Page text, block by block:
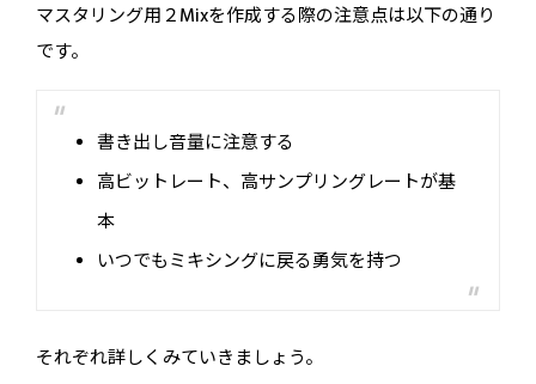
マスタリング用２Mixを作成する際の注意点は以下の通り
です。
書き出し音量に注意する
高ビットレート、高サンプリングレートが基
本
いつでもミキシングに戻る勇気を持つ
それぞれ詳しくみていきましょう。